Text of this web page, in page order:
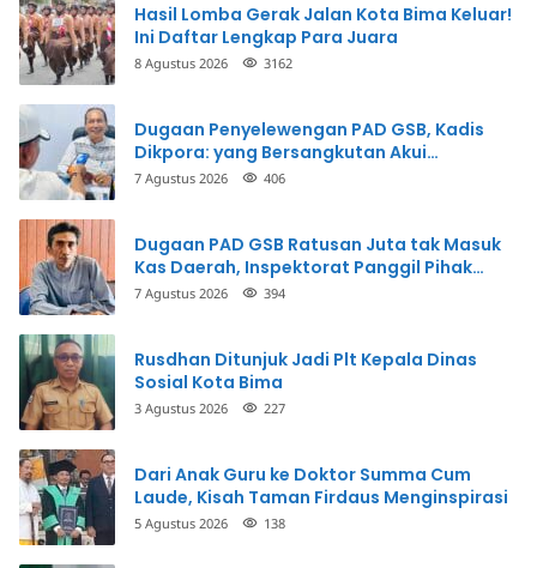
Hasil Lomba Gerak Jalan Kota Bima Keluar!
Ini Daftar Lengkap Para Juara
8 Agustus 2026 3162
Dugaan Penyelewengan PAD GSB, Kadis
Dikpora: yang Bersangkutan Akui
Perbuatannya dan Siap Mengembalikan
7 Agustus 2026 406
Dugaan PAD GSB Ratusan Juta tak Masuk
Kas Daerah, Inspektorat Panggil Pihak
Terkait
7 Agustus 2026 394
Rusdhan Ditunjuk Jadi Plt Kepala Dinas
Sosial Kota Bima
3 Agustus 2026 227
Dari Anak Guru ke Doktor Summa Cum
Laude, Kisah Taman Firdaus Menginspirasi
5 Agustus 2026 138